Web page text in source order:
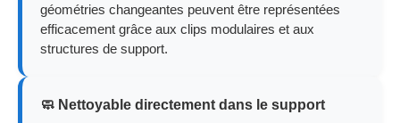
géométries changeantes peuvent être représentées
efficacement grâce aux clips modulaires et aux
structures de support.
🧼 Nettoyable directement dans le support